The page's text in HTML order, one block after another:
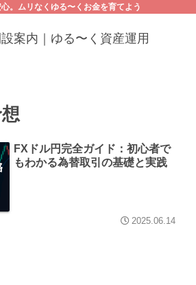
。ムリなくゆる〜くお金を育てよう
案内｜ゆる〜く資産運用
FXドル円完全ガイド：初心者で
もわかる為替取引の基礎と実践
2025.06.14